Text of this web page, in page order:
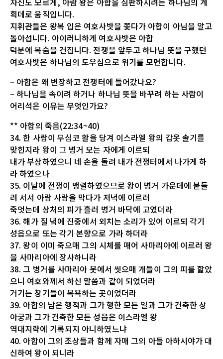
획데로 움직입니다.
지휘관들은 왕복 입은 여호사밧을 쫓다가 아합이 아님을 알고
돌아섭니다. 아이러니하게 여호사밧은 아합
덕분에 목숨을 건집니다. 전쟁을 앞두고 하나님 뜻을 구했던
여호사밧은 하나님의 도우심으로 위기를 모면합니다.
– 아합은 왜 변장하고 전쟁터에 들어갔나요?
– 하나님을 속이려 하거나 하나님 뜻을 바꾸려 하는 사람이
어리석은 이유는 무엇인가요?
** 아합의 죽음(22:34~40)
34. 한 사람이 무심코 활을 당겨 이스라엘 왕의 갑옷 솔기를
맞힌지라 왕이 그 병거 모는 자에게 이르되
내가 부상하였으니 네 손을 돌려 내가 전쟁터에서 나가게 하
라 하였으나
35. 이날에 전쟁이 맹렬하였으므로 왕이 병거 가운데에 붙들
려 서서 아람 사람을 막다가 저녁에 이르러
죽엇는데 상처의 피가 흘러 병거 바닥에 고였더라
36. 해가 질 녘에 진중에서 외치는 소리가 있어 이르되 각기
성읍으로 또는 각기 본향으로 가라 하더라
37. 왕이 이미 죽으매 그의 시체를 매어 사마리아에 이르러 왕
을 사마리아에 장사하니라
38. 그 병거를 사마리아 못에서 씻으매 개들이 그의 피를 핥았
으니 여호와께서 하신 말씀과 같이 되었더라
거기는 창기들이 목욕하는 곳이었더라
39. 아합의 남은 행적과 그가 행한 모든 일과 그가 건축한 상
아궁과 그가 건축한 모든 성읍은 이스라엘 왕
역대지략에 기록되지 아니하였느냐
40. 아합이 그의 조상들과 함께 자매 그의 아들 아하시야가 대
신하여 왕이 되니라